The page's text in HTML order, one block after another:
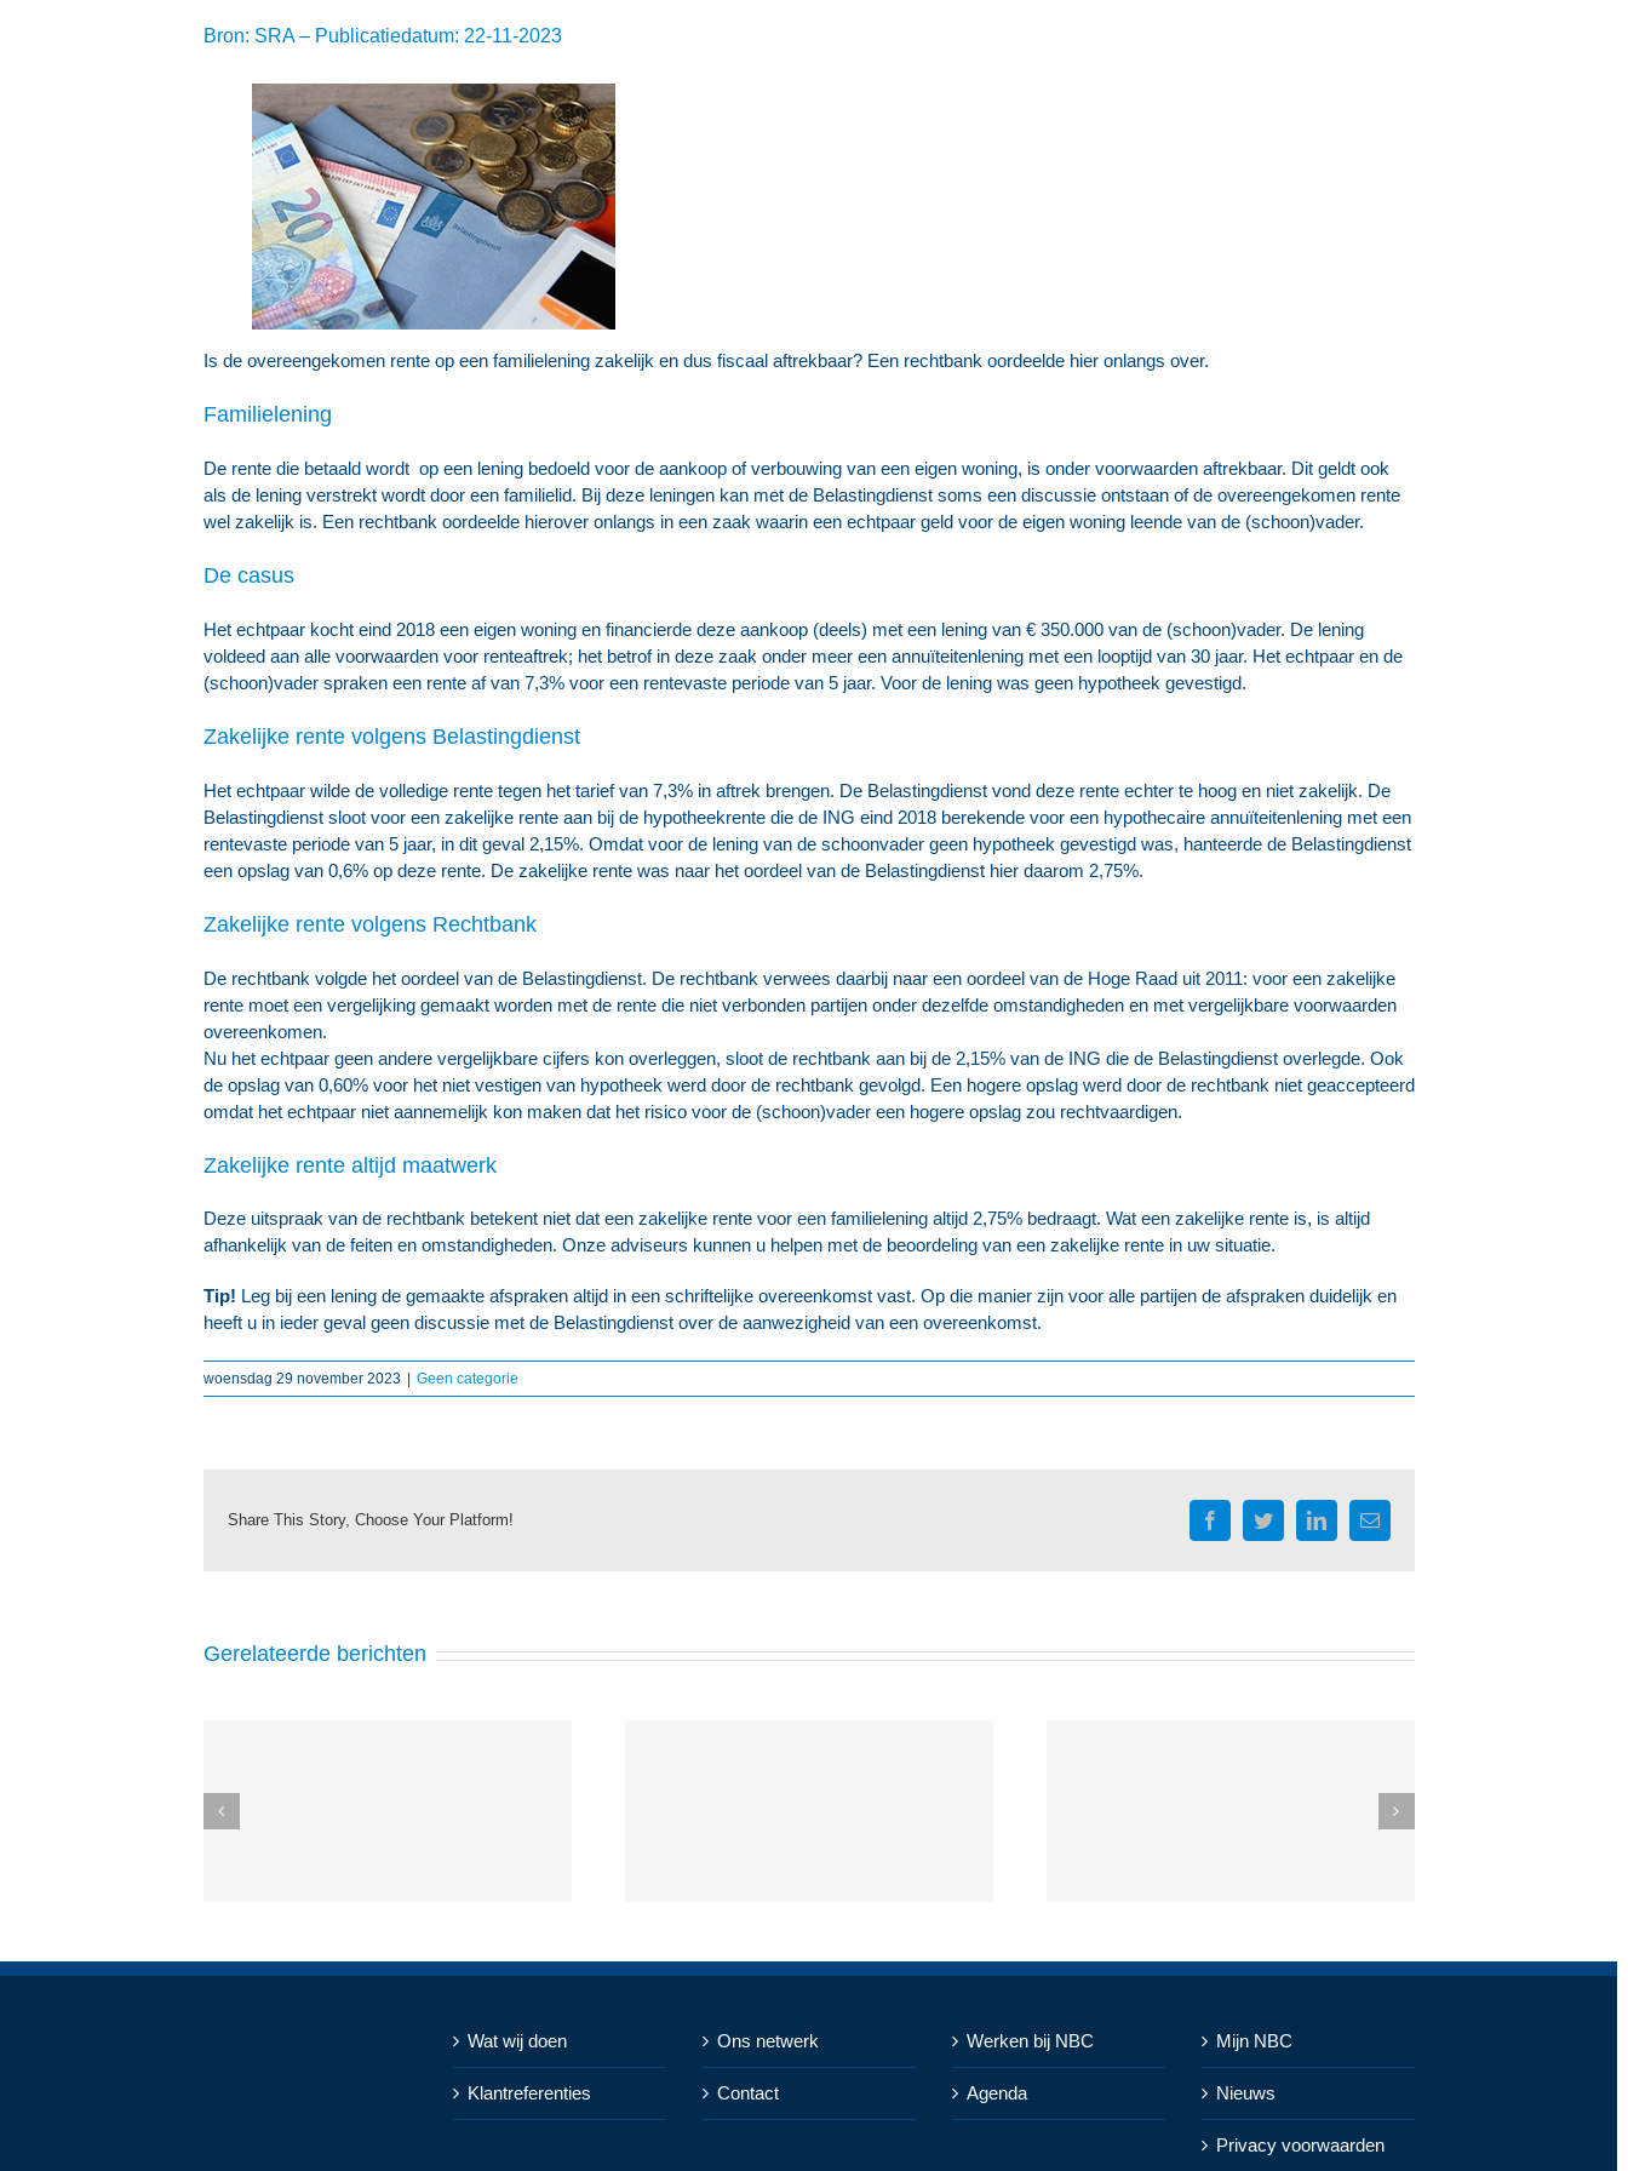
Bron: SRA – Publicatiedatum: 22-11-2023
Is de overeengekomen rente op een familielening zakelijk en dus fiscaal aftrekbaar? Een rechtbank oordeelde hier onlangs over.
Familielening
De rente die betaald wordt op een lening bedoeld voor de aankoop of verbouwing van een eigen woning, is onder voorwaarden aftrekbaar. Dit geldt ook
als de lening verstrekt wordt door een familielid. Bij deze leningen kan met de Belastingdienst soms een discussie ontstaan of de overeengekomen rente
wel zakelijk is. Een rechtbank oordeelde hierover onlangs in een zaak waarin een echtpaar geld voor de eigen woning leende van de (schoon)vader.
De casus
Het echtpaar kocht eind 2018 een eigen woning en financierde deze aankoop (deels) met een lening van € 350.000 van de (schoon)vader. De lening
voldeed aan alle voorwaarden voor renteaftrek; het betrof in deze zaak onder meer een annuïteitenlening met een looptijd van 30 jaar. Het echtpaar en de
(schoon)vader spraken een rente af van 7,3% voor een rentevaste periode van 5 jaar. Voor de lening was geen hypotheek gevestigd.
Zakelijke rente volgens Belastingdienst
Het echtpaar wilde de volledige rente tegen het tarief van 7,3% in aftrek brengen. De Belastingdienst vond deze rente echter te hoog en niet zakelijk. De
Belastingdienst sloot voor een zakelijke rente aan bij de hypotheekrente die de ING eind 2018 berekende voor een hypothecaire annuïteitenlening met een
rentevaste periode van 5 jaar, in dit geval 2,15%. Omdat voor de lening van de schoonvader geen hypotheek gevestigd was, hanteerde de Belastingdienst
een opslag van 0,6% op deze rente. De zakelijke rente was naar het oordeel van de Belastingdienst hier daarom 2,75%.
Zakelijke rente volgens Rechtbank
De rechtbank volgde het oordeel van de Belastingdienst. De rechtbank verwees daarbij naar een oordeel van de Hoge Raad uit 2011: voor een zakelijke
rente moet een vergelijking gemaakt worden met de rente die niet verbonden partijen onder dezelfde omstandigheden en met vergelijkbare voorwaarden
overeenkomen.
Nu het echtpaar geen andere vergelijkbare cijfers kon overleggen, sloot de rechtbank aan bij de 2,15% van de ING die de Belastingdienst overlegde. Ook
de opslag van 0,60% voor het niet vestigen van hypotheek werd door de rechtbank gevolgd. Een hogere opslag werd door de rechtbank niet geaccepteerd
omdat het echtpaar niet aannemelijk kon maken dat het risico voor de (schoon)vader een hogere opslag zou rechtvaardigen.
Zakelijke rente altijd maatwerk
Deze uitspraak van de rechtbank betekent niet dat een zakelijke rente voor een familielening altijd 2,75% bedraagt. Wat een zakelijke rente is, is altijd
afhankelijk van de feiten en omstandigheden. Onze adviseurs kunnen u helpen met de beoordeling van een zakelijke rente in uw situatie.
Tip! Leg bij een lening de gemaakte afspraken altijd in een schriftelijke overeenkomst vast. Op die manier zijn voor alle partijen de afspraken duidelijk en
heeft u in ieder geval geen discussie met de Belastingdienst over de aanwezigheid van een overeenkomst.
woensdag 29 november 2023 Geen categorie
Share This Story, Choose Your Platform! FacebookTwitterLinkedIn
E-
mail
Gerelateerde berichten
Wat wij doen
Klantreferenties
Ons netwerk
Contact
Werken bij NBC
Agenda
Mijn NBC
Nieuws
Privacy voorwaarden